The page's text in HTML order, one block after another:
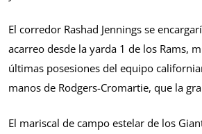
El corredor Rashad Jennings se
acarreo desde la yarda 1 de los Rams,
últimas posesiones del equipo
manos de Rodgers-Cromartie, que la
El mariscal de campo estelar de los